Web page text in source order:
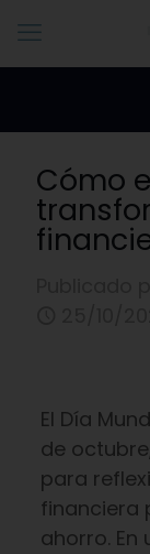
Cómo
El Día
de
para
financiera
ahorro.